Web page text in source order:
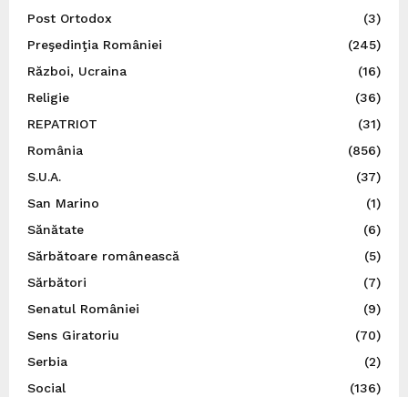
Post Ortodox
(3)
Preşedinţia României
(245)
Război, Ucraina
(16)
Religie
(36)
REPATRIOT
(31)
România
(856)
S.U.A.
(37)
San Marino
(1)
Sănătate
(6)
Sărbătoare românească
(5)
Sărbători
(7)
Senatul României
(9)
Sens Giratoriu
(70)
Serbia
(2)
Social
(136)